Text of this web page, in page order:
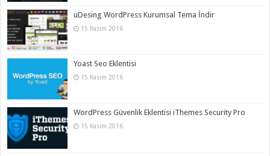
uDesing WordPress Kurumsal Tema İndir
15 Kasım 2016
Yoast Seo Eklentisi
15 Kasım 2016
WordPress Güvenlik Eklentisi iThemes Security Pro
15 Kasım 2016